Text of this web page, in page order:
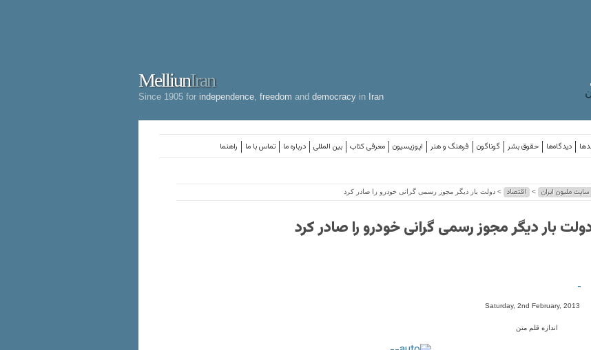
MelliunIran
Since 1905 for independence freedom and democracy in Iran
راهنما تماس با ما درباره ما بین المللی معرفی کتاب اپوزیسیون فرهنگ و هنر گوناگون حقوق بشر دیدگاه‌ها
سایت ملیون ایران > اقتصاد > دولت بار ديگر مجوز رسمی گرانی خودرو را صادر کرد
بار ديگر مجوز رسمی گرانی خودرو را صادر کرد
-
Saturday, 2nd February, 2013
اندازه قلم متن